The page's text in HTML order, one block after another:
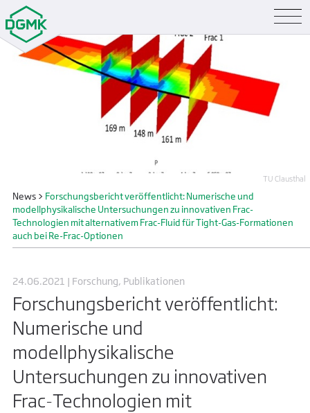
TU Clausthal
News> Forschungsbericht veröffentlicht: Numerische und
modellphysikalische Untersuchungen zu innovativen Frac-
Technologien mit alternativem Frac-Fluid für Tight-Gas-Formationen
auch bei Re-Frac-Optionen
24.06.2021 | Forschung, Publikationen
Forschungsbericht veröffentlicht:
Numerische und
modellphysikalische
Untersuchungen zu innovativen
Frac-Technologien mit